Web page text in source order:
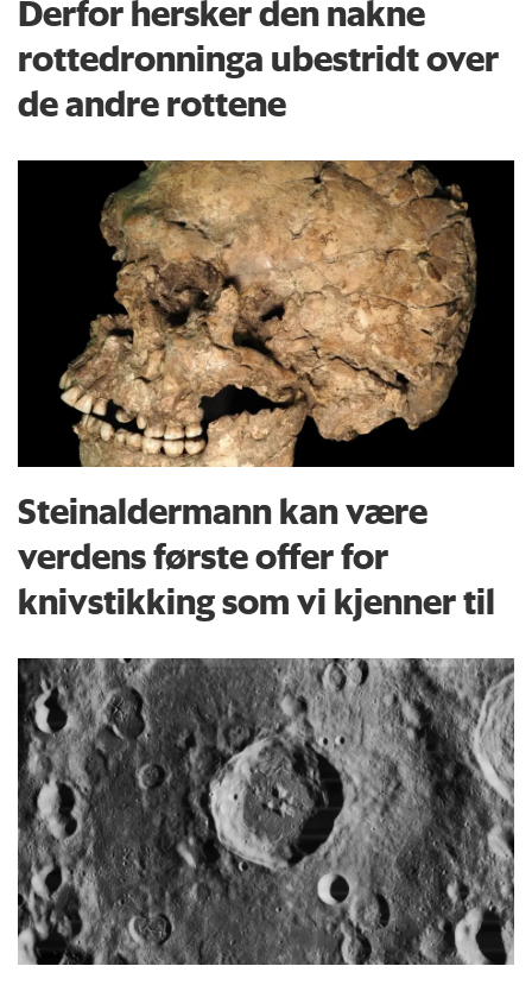
Derfor hersker den nakne
rottedronninga ubestridt over
de andre rottene
Steinaldermann kan være
verdens første offer for
knivstikking som vi kjenner til